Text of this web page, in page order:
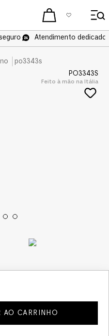
Atendimento dedicado
po3343s
PO3343S
Feito à mão na Itália
AO CARRINHO